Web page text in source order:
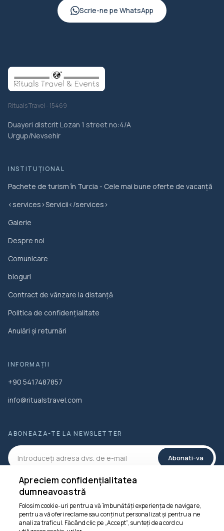
Scrie-ne pe WhatsApp
Rituals Travel - 15469
Duayeri distcrit Lozan 1 street no:4/A
Urgup/Nevsehir
INSTITUŢIONAL
Pachete de turism în Turcia - Cele mai bune oferte de vacanță
<services>Servicii</services>
Galerie
Despre noi
Comunicare
bloguri
Contract de vânzare la distanță
Politica de confidențialitate
Anulări și returnări
INFORMAȚII
+90 5417487857
info@ritualstravel.com
ABONEAZA-TE LA NEWSLETTER
Abonati-va
REȚELELE DE SOCIALIZARE
Apreciem confidențialitatea
dumneavoastră
Folosim cookie-uri pentru a vă îmbunătăți experiența de navigare,
pentru a vă oferi reclame sau conținut personalizat și pentru a ne
analiza traficul. Făcând clic pe „Accept”, sunteți de acord cu
Suntem aici să te